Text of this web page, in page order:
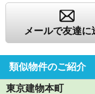
メールで友達に
類似物件のご紹介
東京建物本町